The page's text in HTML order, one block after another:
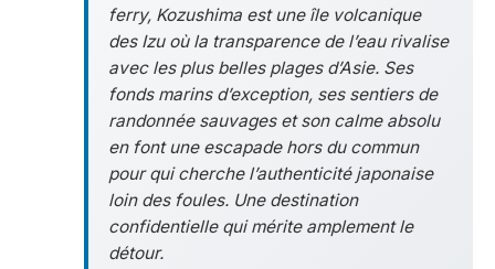
ferry, Kozushima est une île volcanique
des Izu où la transparence de l’eau rivalise
avec les plus belles plages d’Asie. Ses
fonds marins d’exception, ses sentiers de
randonnée sauvages et son calme absolu
en font une escapade hors du commun
pour qui cherche l’authenticité japonaise
loin des foules. Une destination
confidentielle qui mérite amplement le
détour.